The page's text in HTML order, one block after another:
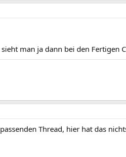
man ja dann bei den Fertigen
Thread, hier hat das